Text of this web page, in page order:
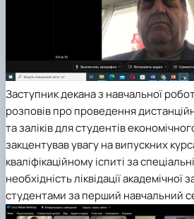
Заступник декана з навчальної
розповів про проведення
та заліків для студентів
закцентував увагу на випускних
кваліфікаційному іспиті за
необхідність ліквідації академічної
студентами за перший навчальний